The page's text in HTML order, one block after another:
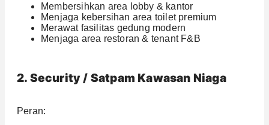
Membersihkan area lobby & kantor
Menjaga kebersihan area toilet premium
Merawat fasilitas gedung modern
Menjaga area restoran & tenant F&B
2. Security / Satpam Kawasan Niaga
Peran: